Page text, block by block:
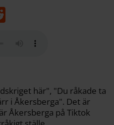
här", "Du råkade ta
i Åkersberga". Det är
Åkersberga på Tiktok